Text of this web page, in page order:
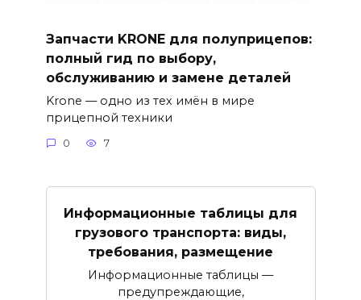
Запчасти KRONE для полуприцепов:
полный гид по выбору,
обслуживанию и замене деталей
Krone — одно из тех имён в мире
прицепной техники
0 7
Информационные таблицы для
грузового транспорта: виды,
требования, размещение
Информационные таблицы —
предупреждающие,